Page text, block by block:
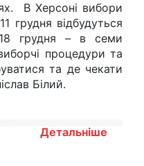
В Херсоні вибори
грудня відбудуться
грудня – в семи
процедури та
та де чекати
Білий.
Детальніше